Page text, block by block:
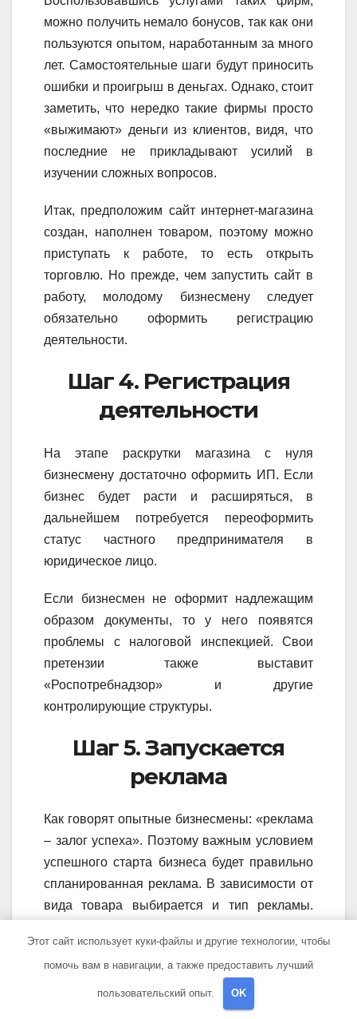
можно получить немало бонусов, так как они
пользуются опытом, наработанным за много
лет. Самостоятельные шаги будут приносить
ошибки и проигрыш в деньгах. Однако, стоит
заметить, что нередко такие фирмы просто
«выжимают» деньги из клиентов, видя, что
последние не прикладывают усилий в
изучении сложных вопросов.
Итак, предположим сайт интернет-магазина
создан, наполнен товаром, поэтому можно
приступать к работе, то есть открыть
торговлю. Но прежде, чем запустить сайт в
работу, молодому бизнесмену следует
обязательно оформить регистрацию
деятельности.
Шаг 4. Регистрация
деятельности
На этапе раскрутки магазина с нуля
бизнесмену достаточно оформить ИП. Если
бизнес будет расти и расширяться, в
дальнейшем потребуется переоформить
статус частного предпринимателя в
юридическое лицо.
Если бизнесмен не оформит надлежащим
образом документы, то у него появятся
проблемы с налоговой инспекцией. Свои
претензии также выставит
«Роспотребнадзор» и другие
контролирующие структуры.
Шаг 5. Запускается
реклама
Как говорят опытные бизнесмены: «реклама
– залог успеха». Поэтому важным условием
успешного старта бизнеса будет правильно
спланированная реклама. В зависимости от
вида товара выбирается и тип рекламы.
контекстной или баннерной.
Как правило, интернет-магазины используют
рекламу «Яндекс.Директ» от Яндекса или
Этот сайт использует куки-файлы и другие технологии, чтобы
помочь вам в навигации, а также предоставить лучший
пользовательский опыт. OK